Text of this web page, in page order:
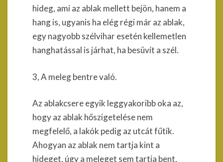
hideg, ami az ablak mellett bejön, hanem a
hang is, ugyanis ha elég régi már az ablak,
egy nagyobb szélvihar esetén kellemetlen
hanghatással is járhat, ha besüvít a szél.
3, A meleg bentre való.
Az ablakcsere egyik leggyakoribb oka az,
hogy az ablak hőszigetelése nem
megfelelő, a lakók pedig az utcát fűtik.
Ahogyan az ablak nem tartja kint a
hideget, úgy a meleget sem tartja bent,